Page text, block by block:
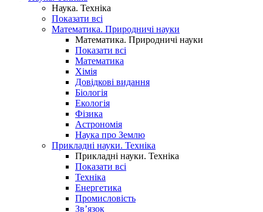
Наука. Техніка
Показати всі
Математика. Природничі науки
Математика. Природничі науки
Показати всі
Математика
Хімія
Довідкові видання
Біологія
Екологія
Фізика
Астрономія
Наука про Землю
Прикладні науки. Техніка
Прикладні науки. Техніка
Показати всі
Техніка
Енергетика
Промисловість
Зв’язок